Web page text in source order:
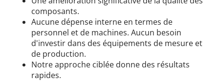
composants.
Aucune dépense interne en termes de
personnel et de machines. Aucun besoin
d'investir dans des équipements de mesure et
de production.
Notre approche ciblée donne des résultats
rapides.